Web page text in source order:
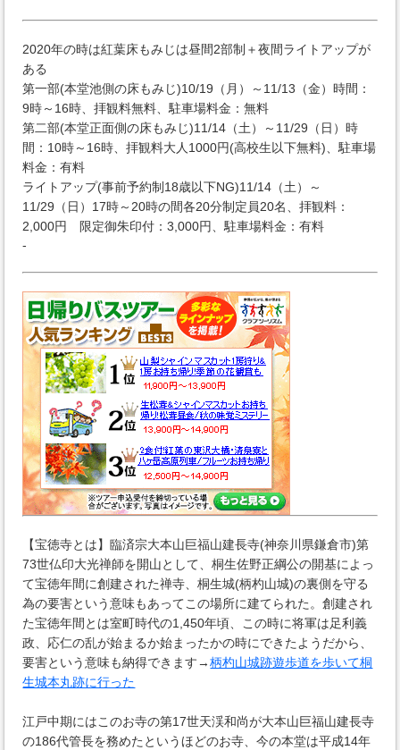
2020年の時は紅葉床もみじは昼間2部制＋夜間ライトアップが
ある
第一部(本堂池側の床もみじ)10/19（月）～11/13（金）時間：
9時～16時、拝観料無料、駐車場料金：無料
第二部(本堂正面側の床もみじ)11/14（土）～11/29（日）時
間：10時～16時、拝観料大人1000円(高校生以下無料)、駐車場
料金：有料
ライトアップ(事前予約制18歳以下NG)11/14（土）～
11/29（日）17時～20時の間各20分制定員20名、拝観料：
2,000円 限定御朱印付：3,000円、駐車場料金：有料
-
【宝徳寺とは】臨済宗大本山巨福山建長寺(神奈川県鎌倉市)第
73世仏印大光禅師を開山として、桐生佐野正綱公の開基によっ
て宝徳年間に創建された禅寺、桐生城(柄杓山城)の裏側を守る
為の要害という意味もあってこの場所に建てられた。創建され
た宝徳年間とは室町時代の1,450年頃、この時に将軍は足利義
政、応仁の乱が始まるか始まったかの時にできたようだから、
要害という意味も納得できます→柄杓山城跡遊歩道を歩いて桐
生城本丸跡に行った
江戸中期にはこのお寺の第17世天渓和尚が大本山巨福山建長寺
の186代管長を務めたというほどのお寺、今の本堂は平成14年